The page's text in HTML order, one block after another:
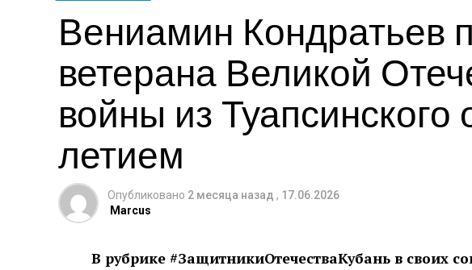
Вениамин Кондратьев
ветерана Великой
войны из Туапсинского
летием
Опубликовано 2 месяца назад , 17.06.2026
Marcus
В рубрике #ЗащитникиОтечестваКубань в своих